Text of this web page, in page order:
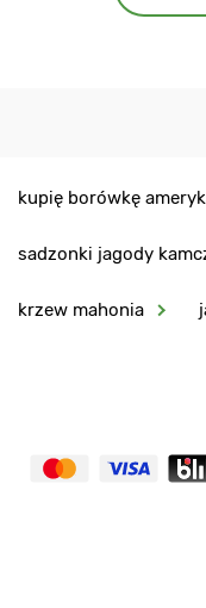
kupię borówkę
sadzonki jagody
krzew mahonia